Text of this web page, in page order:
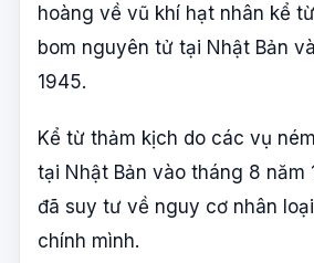
hoàng về vũ khí hạt nhân kể
bom nguyên tử tại Nhật Bản
1945.
Kể từ thảm kịch do các vụ
tại Nhật Bản vào tháng 8 năm
đã suy tư về nguy cơ nhân
chính mình.